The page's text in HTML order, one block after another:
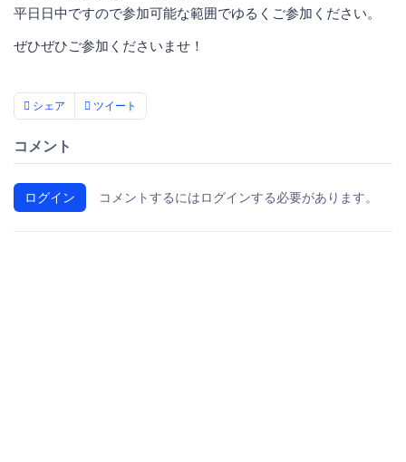
平日日中ですので参加可能な範囲でゆるくご参加ください。
ぜひぜひご参加くださいませ！
シェア ツイート
コメント
ログイン コメントするにはログインする必要があります。